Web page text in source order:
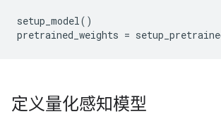
setup_model()
pretrained_weights =
定义量化感知模型